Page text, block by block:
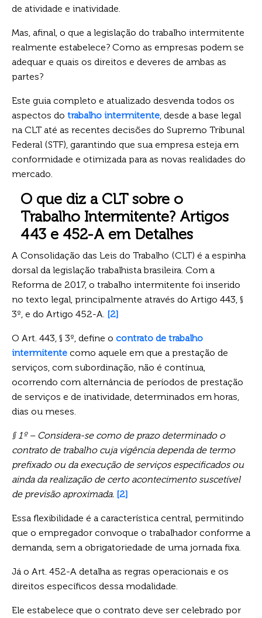
de atividade e inatividade.
Mas, afinal, o que a legislação do trabalho intermitente
realmente estabelece? Como as empresas podem se
adequar e quais os direitos e deveres de ambas as
partes?
Este guia completo e atualizado desvenda todos os
aspectos do trabalho intermitente, desde a base legal
na CLT até as recentes decisões do Supremo Tribunal
Federal (STF), garantindo que sua empresa esteja em
conformidade e otimizada para as novas realidades do
mercado.
O que diz a CLT sobre o
Trabalho Intermitente? Artigos
443 e 452-A em Detalhes
A Consolidação das Leis do Trabalho (CLT) é a espinha
dorsal da legislação trabalhista brasileira. Com a
Reforma de 2017, o trabalho intermitente foi inserido
no texto legal, principalmente através do Artigo 443, §
3º, e do Artigo 452-A. [2]
O Art. 443, § 3º, define o contrato de trabalho
intermitente como aquele em que a prestação de
serviços, com subordinação, não é contínua,
ocorrendo com alternância de períodos de prestação
de serviços e de inatividade, determinados em horas,
dias ou meses.
§ 1º – Considera-se como de prazo determinado o
contrato de trabalho cuja vigência dependa de termo
prefixado ou da execução de serviços especificados ou
ainda da realização de certo acontecimento suscetível
de previsão aproximada. [2]
Essa flexibilidade é a característica central, permitindo
que o empregador convoque o trabalhador conforme a
demanda, sem a obrigatoriedade de uma jornada fixa.
Já o Art. 452-A detalha as regras operacionais e os
direitos específicos dessa modalidade.
Ele estabelece que o contrato deve ser celebrado por